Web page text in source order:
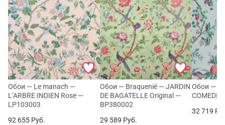
Обои — Le manach —
L’ARBRE INDIEN Rose —
LP103003
92 655 Руб.
Обои — Braquenié — JARDIN
DE BAGATELLE Original —
BP380002
29 589 Руб.
Обои —
32 719